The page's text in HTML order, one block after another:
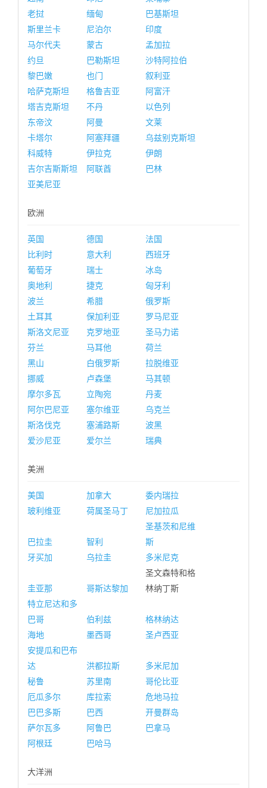
老挝
缅甸
巴基斯坦
斯里兰卡
尼泊尔
印度
马尔代夫
蒙古
孟加拉
约旦
巴勒斯坦
沙特阿拉伯
黎巴嫩
也门
叙利亚
哈萨克斯坦
格鲁吉亚
阿富汗
塔吉克斯坦
不丹
以色列
东帝汶
阿曼
文莱
卡塔尔
阿塞拜疆
乌兹别克斯坦
科威特
伊拉克
伊朗
吉尔吉斯斯坦
阿联酋
巴林
亚美尼亚
欧洲
英国 德国
法国
比利时
意大利
西班牙
葡萄牙
瑞士
冰岛
奥地利
捷克
匈牙利
波兰
希腊
俄罗斯
土耳其
保加利亚
罗马尼亚
斯洛文尼亚
克罗地亚
圣马力诺
芬兰
马耳他
荷兰
黑山
白俄罗斯
拉脱维亚
挪威
卢森堡
马其顿
摩尔多瓦
立陶宛
丹麦
阿尔巴尼亚
塞尔维亚
乌克兰
斯洛伐克
塞浦路斯
波黑
爱沙尼亚
爱尔兰 瑞典
美洲
美国 加拿大
委内瑞拉
玻利维亚
荷属圣马丁 尼加拉瓜
巴拉圭 智利
圣基茨和尼维
斯
牙买加
乌拉圭 多米尼克
圭亚那 哥斯达黎加
圣文森特和格
林纳丁斯
特立尼达和多
巴哥
伯利兹
格林纳达
海地
墨西哥
圣卢西亚
安提瓜和巴布
达
洪都拉斯
多米尼加
秘鲁
苏里南
哥伦比亚
厄瓜多尔
库拉索
危地马拉
巴巴多斯
巴西
开曼群岛
萨尔瓦多
阿鲁巴
巴拿马
阿根廷
巴哈马
大洋洲